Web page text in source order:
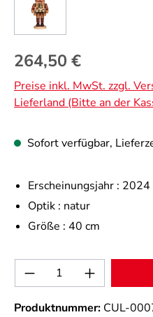
Regulärer Preis:
264,50 €
Preise inkl. MwSt. zzgl.
Lieferland (Bitte an der
Sofort verfügbar,
Erscheinungsjahr : 2024
Optik : natur
Größe : 40 cm
Produkt Anzahl:
Produktnummer: CUL-